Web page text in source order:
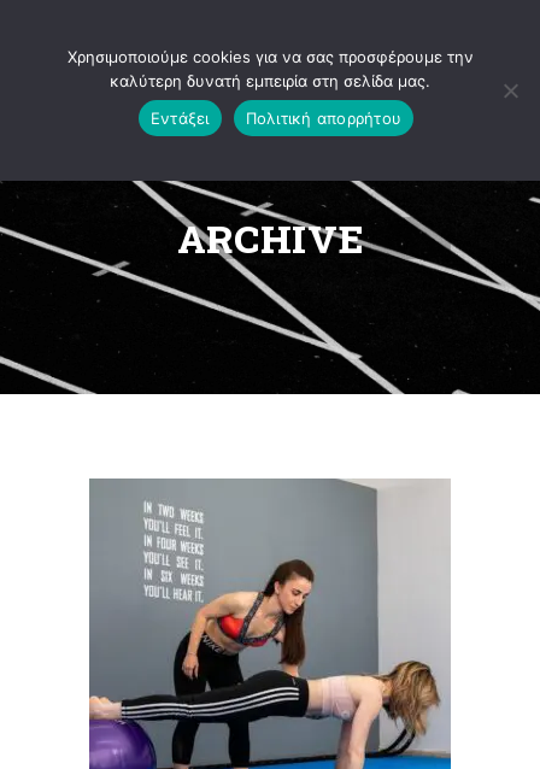
ARCHIVE
Χρησιμοποιούμε cookies για να σας προσφέρουμε την
καλύτερη δυνατή εμπειρία στη σελίδα μας.
Εντάξει
Πολιτική απορρήτου